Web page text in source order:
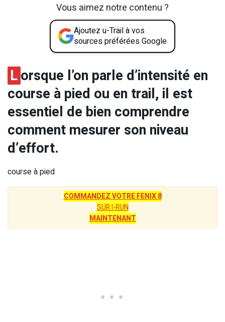
Vous aimez notre contenu ?
Ajoutez u-Trail à vos
sources préférées Google
Lorsque l’on parle d’intensité en
course à pied ou en trail, il est
essentiel de bien comprendre
comment mesurer son niveau
d’effort.
course à pied
COMMANDEZ VOTRE FENIX 8
SUR I-RUN
MAINTENANT